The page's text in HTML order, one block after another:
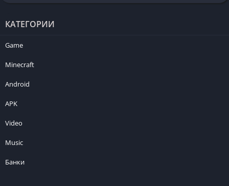
КАТЕГОРИИ
Game
Minecraft
Android
APK
Video
Music
Банки